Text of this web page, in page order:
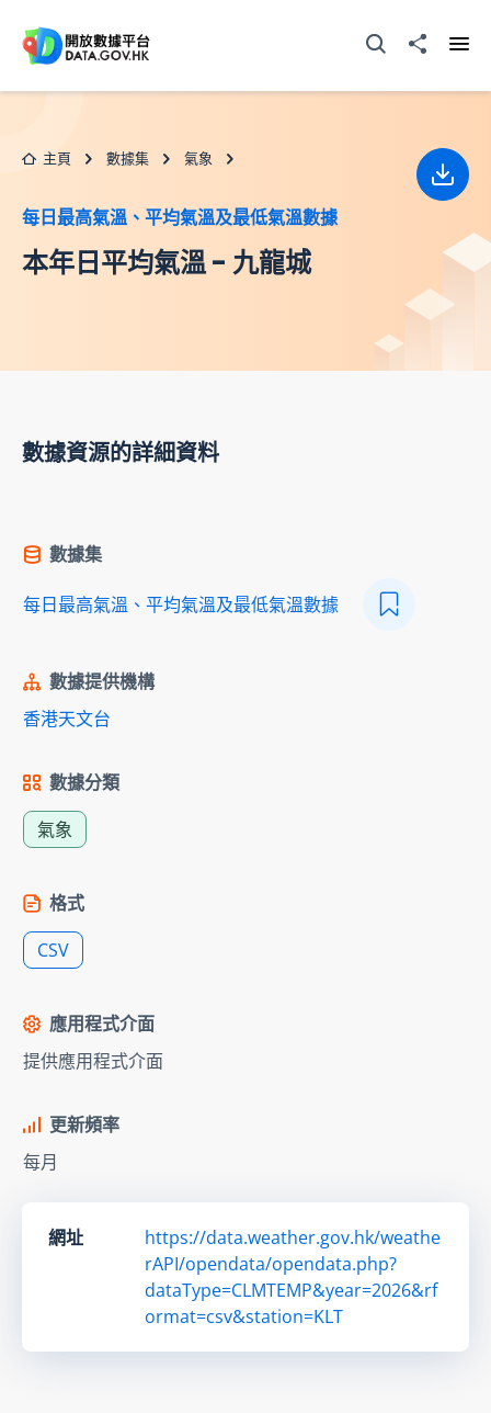
打開搜尋器分享至
主頁 數據集 氣象
每日最高氣溫、平均氣溫及最低氣溫數據
本年日平均氣溫 - 九龍城
下載
數據資源的詳細資料
數據集
每日最高氣溫、平均氣溫及最低氣溫數據
數據提供機構
香港天文台
數據分類
氣象
格式
CSV
應用程式介面
提供應用程式介面
更新頻率
每月
網址
https://data.weather.gov.hk/weathe
rAPI/opendata/opendata.php?
dataType=CLMTEMP&year=2026&rf
ormat=csv&station=KLT